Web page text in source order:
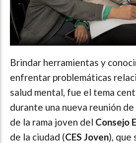
Brindar herramientas y
enfrentar problemáticas
salud mental, fue el tema
durante una nueva reunión
de la rama joven del Consejo
de la ciudad (CES Joven), que